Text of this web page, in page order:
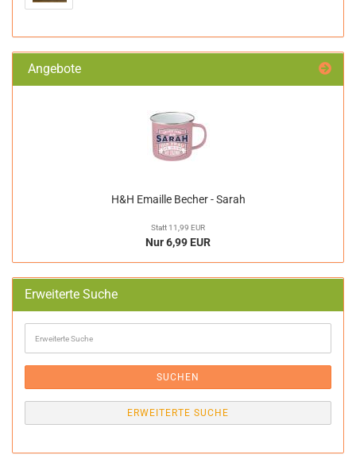
Angebote
H&H Emaille Becher - Sarah
Statt 11,99 EUR
Nur 6,99 EUR
Erweiterte Suche
Suche
SUCHEN
ERWEITERTE SUCHE